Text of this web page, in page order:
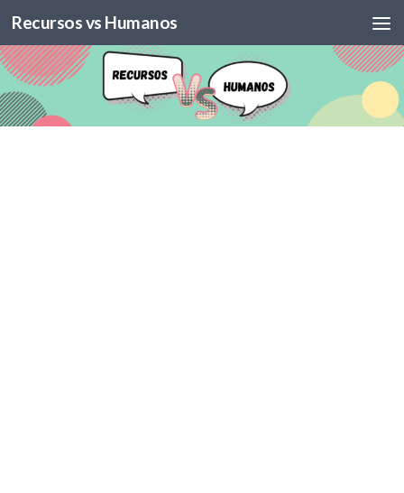
Skip to content
Recursos vs Humanos